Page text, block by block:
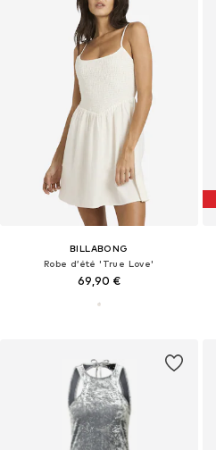
BILLABONG
Robe d’été 'True Love'
69,90 €